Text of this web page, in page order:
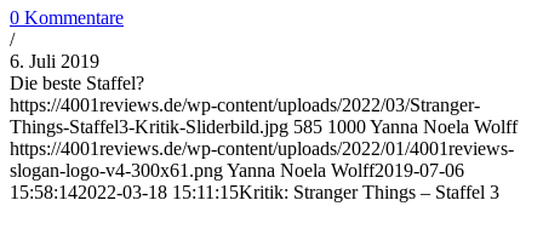
0 Kommentare
/
6. Juli 2019
Die beste Staffel?
https://4001reviews.de/wp-content/uploads/2022/03/Stranger-
Things-Staffel3-Kritik-Sliderbild.jpg 585 1000Yanna Noela Wolff
https://4001reviews.de/wp-content/uploads/2022/01/4001reviews-
slogan-logo-v4-300x61.pngYanna Noela Wolff2019-07-06
15:58:142022-03-18 15:11:15Kritik: Stranger Things – Staffel 3